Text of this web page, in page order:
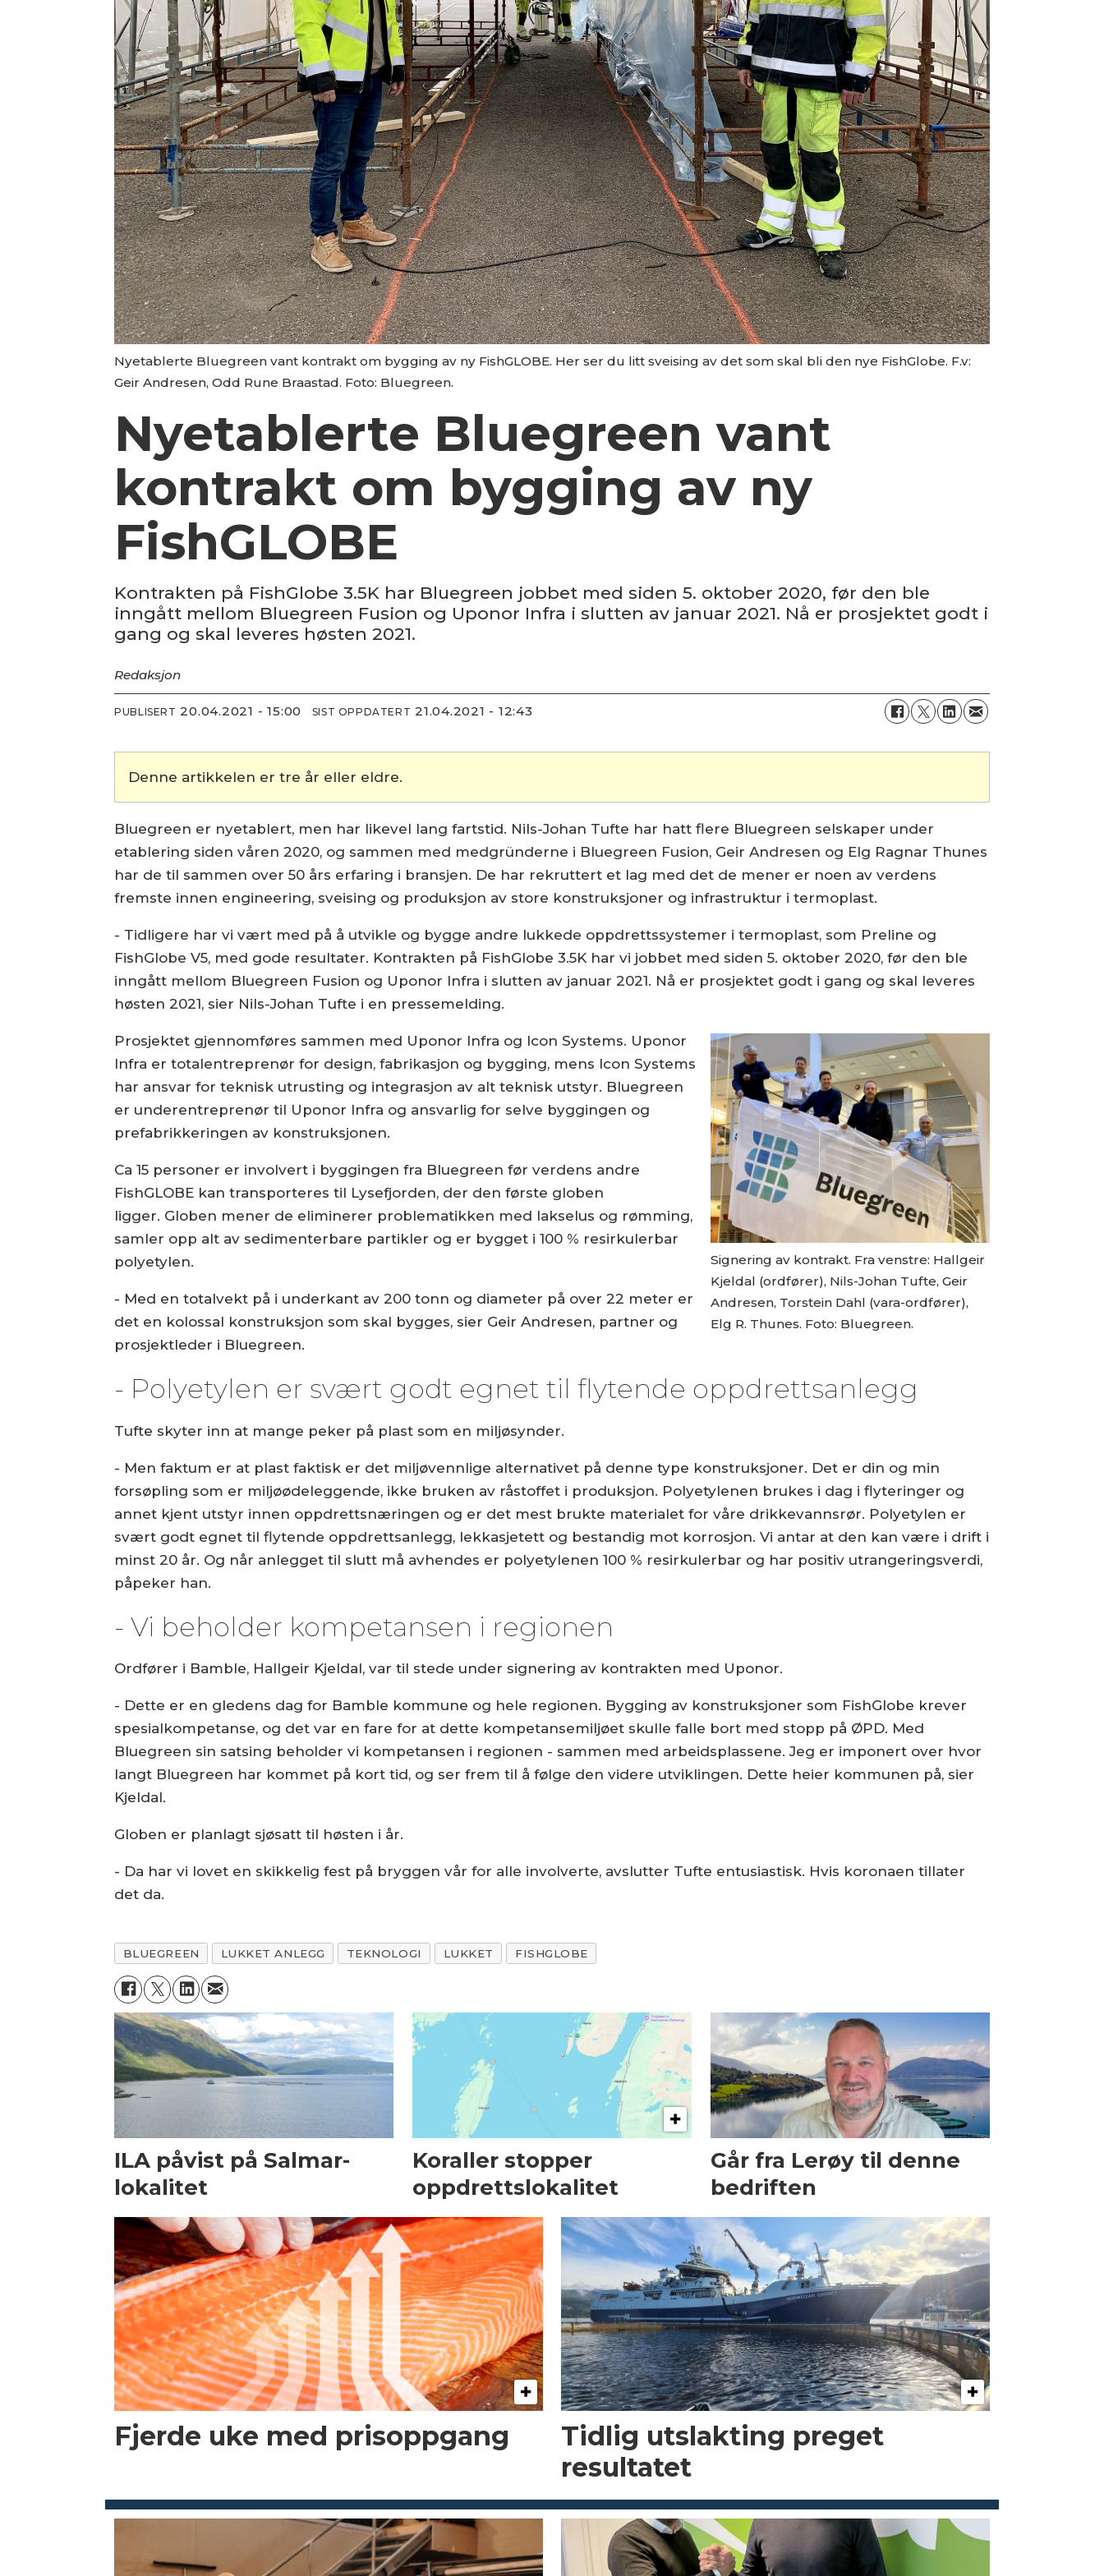
Nyetablerte Bluegreen vant kontrakt om bygging av ny FishGLOBE. Her ser du litt sveising av det som skal bli den nye FishGlobe. F.v:
Geir Andresen, Odd Rune Braastad. Foto: Bluegreen.
Nyetablerte Bluegreen vant
kontrakt om bygging av ny
FishGLOBE
Kontrakten på FishGlobe 3.5K har Bluegreen jobbet med siden 5. oktober 2020, før den ble
inngått mellom Bluegreen Fusion og Uponor Infra i slutten av januar 2021. Nå er prosjektet godt i
gang og skal leveres høsten 2021.
Redaksjon
PUBLISERT 20.04.2021 - 15:00 SIST OPPDATERT 21.04.2021 - 12:43
Denne artikkelen er tre år eller eldre.
Bluegreen er nyetablert, men har likevel lang fartstid. Nils-Johan Tufte har hatt flere Bluegreen selskaper under
etablering siden våren 2020, og sammen med medgründerne i Bluegreen Fusion, Geir Andresen og Elg Ragnar Thunes
har de til sammen over 50 års erfaring i bransjen. De har rekruttert et lag med det de mener er noen av verdens
fremste innen engineering, sveising og produksjon av store konstruksjoner og infrastruktur i termoplast.
- Tidligere har vi vært med på å utvikle og bygge andre lukkede oppdrettssystemer i termoplast, som Preline og
FishGlobe V5, med gode resultater. Kontrakten på FishGlobe 3.5K har vi jobbet med siden 5. oktober 2020, før den ble
inngått mellom Bluegreen Fusion og Uponor Infra i slutten av januar 2021. Nå er prosjektet godt i gang og skal leveres
høsten 2021, sier Nils-Johan Tufte i en pressemelding.
Signering av kontrakt. Fra venstre: Hallgeir
Kjeldal (ordfører), Nils-Johan Tufte, Geir
Andresen, Torstein Dahl (vara-ordfører),
Elg R. Thunes. Foto: Bluegreen.
Prosjektet gjennomføres sammen med Uponor Infra og Icon Systems. Uponor
Infra er totalentreprenør for design, fabrikasjon og bygging, mens Icon Systems
har ansvar for teknisk utrusting og integrasjon av alt teknisk utstyr. Bluegreen
er underentreprenør til Uponor Infra og ansvarlig for selve byggingen og
prefabrikkeringen av konstruksjonen.
Ca 15 personer er involvert i byggingen fra Bluegreen før verdens andre
FishGLOBE kan transporteres til Lysefjorden, der den første globen
ligger. Globen mener de eliminerer problematikken med lakselus og rømming,
samler opp alt av sedimenterbare partikler og er bygget i 100 % resirkulerbar
polyetylen.
- Med en totalvekt på i underkant av 200 tonn og diameter på over 22 meter er
det en kolossal konstruksjon som skal bygges, sier Geir Andresen, partner og
prosjektleder i Bluegreen.
- Polyetylen er svært godt egnet til flytende oppdrettsanlegg
Tufte skyter inn at mange peker på plast som en miljøsynder.
- Men faktum er at plast faktisk er det miljøvennlige alternativet på denne type konstruksjoner. Det er din og min
forsøpling som er miljøødeleggende, ikke bruken av råstoffet i produksjon. Polyetylenen brukes i dag i flyteringer og
annet kjent utstyr innen oppdrettsnæringen og er det mest brukte materialet for våre drikkevannsrør. Polyetylen er
svært godt egnet til flytende oppdrettsanlegg, lekkasjetett og bestandig mot korrosjon. Vi antar at den kan være i drift i
minst 20 år. Og når anlegget til slutt må avhendes er polyetylenen 100 % resirkulerbar og har positiv utrangeringsverdi,
påpeker han.
- Vi beholder kompetansen i regionen
Ordfører i Bamble, Hallgeir Kjeldal, var til stede under signering av kontrakten med Uponor.
- Dette er en gledens dag for Bamble kommune og hele regionen. Bygging av konstruksjoner som FishGlobe krever
spesialkompetanse, og det var en fare for at dette kompetansemiljøet skulle falle bort med stopp på ØPD. Med
Bluegreen sin satsing beholder vi kompetansen i regionen - sammen med arbeidsplassene. Jeg er imponert over hvor
langt Bluegreen har kommet på kort tid, og ser frem til å følge den videre utviklingen. Dette heier kommunen på, sier
Kjeldal.
Globen er planlagt sjøsatt til høsten i år.
- Da har vi lovet en skikkelig fest på bryggen vår for alle involverte, avslutter Tufte entusiastisk. Hvis koronaen tillater
det da.
BLUEGREEN LUKKET ANLEGG TEKNOLOGI LUKKET FISHGLOBE
ILA påvist på Salmar-
lokalitet
Koraller stopper
oppdrettslokalitet
Går fra Lerøy til denne
bedriften
Fjerde uke med prisoppgang
Tidlig utslakting preget
resultatet